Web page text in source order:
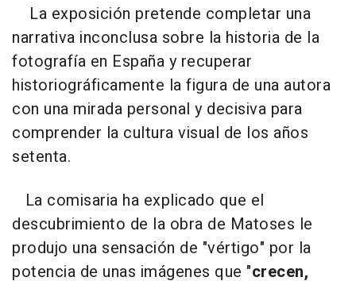
La exposición pretende completar una
narrativa inconclusa sobre la historia de la
fotografía en España y recuperar
historiográficamente la figura de una autora
con una mirada personal y decisiva para
comprender la cultura visual de los años
setenta.
La comisaria ha explicado que el
descubrimiento de la obra de Matoses le
produjo una sensación de "vértigo" por la
potencia de unas imágenes que "crecen,